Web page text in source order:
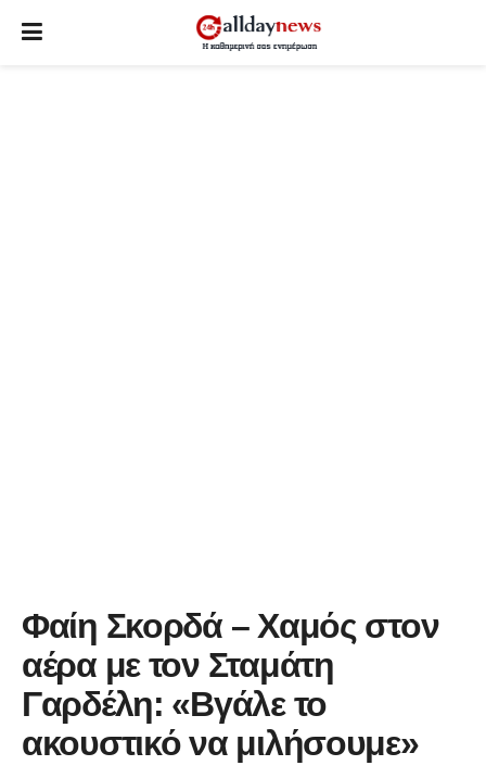
Φαίη Σκορδά – Χαμός στον
αέρα με τον Σταμάτη
Γαρδέλη: «Βγάλε το
ακουστικό να μιλήσουμε»